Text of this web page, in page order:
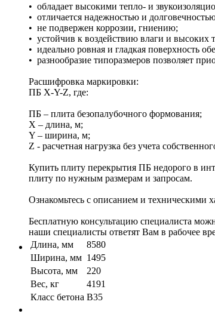
• обладает высокими тепло- и
• отличается надежностью и
• не подвержен коррозии, гниению;
• устойчив к воздействию влаги и высоких
• идеально ровная и гладкая поверхность
• разнообразие типоразмеров позволяет
Расшифровка маркировки:
ПБ X-Y-Z, где:
ПБ – плита безопалубочного формования;
X – длина, м;
Y – ширина, м;
Z - расчетная нагрузка без учета
Купить плиту перекрытия ПБ недорого в
плиту по нужным размерам и запросам.
Ознакомьтесь с описанием и техническими
Бесплатную консультацию специалиста
наши специалисты ответят Вам в рабочее
Длина, мм
8580
Ширина, мм 1495
Высота, мм
220
Вес, кг
4191
Класс бетона B35